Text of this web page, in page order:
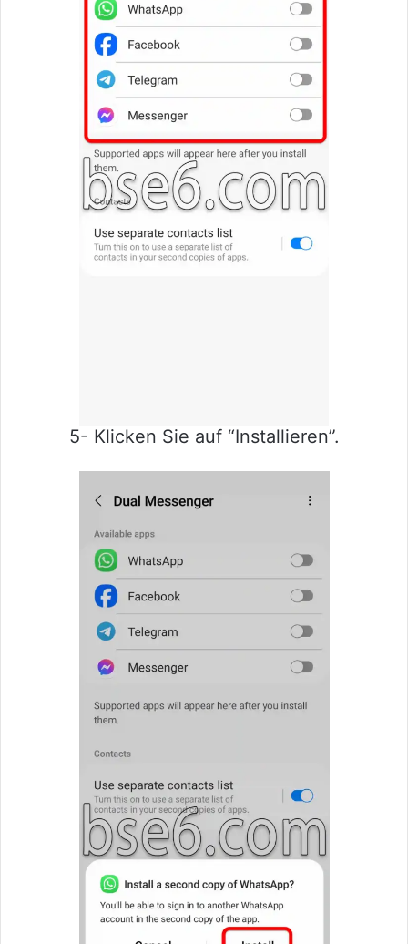
5- Klicken Sie auf “Installieren”.